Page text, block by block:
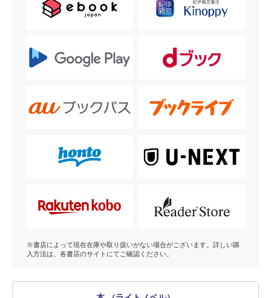
※書店によって現在在庫や取り扱いがない場合がございます。詳しい購
入方法は、各書店のサイトにてご確認ください。